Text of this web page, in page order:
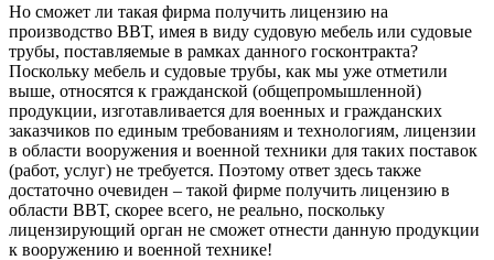
Но сможет ли такая фирма получить лицензию на
производство ВВТ, имея в виду судовую мебель или судовые
трубы, поставляемые в рамках данного госконтракта?
Поскольку мебель и судовые трубы, как мы уже отметили
выше, относятся к гражданской (общепромышленной)
продукции, изготавливается для военных и гражданских
заказчиков по единым требованиям и технологиям, лицензии
в области вооружения и военной техники для таких поставок
(работ, услуг) не требуется. Поэтому ответ здесь также
достаточно очевиден – такой фирме получить лицензию в
области ВВТ, скорее всего, не реально, поскольку
лицензирующий орган не сможет отнести данную продукции
к вооружению и военной технике!